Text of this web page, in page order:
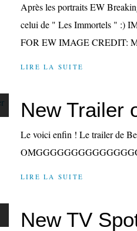
Après les portraits EW
celui de " Les Immortels " :)
FOR EW IMAGE CREDIT:
LIRE LA SUITE
New Trailer
Le voici enfin ! Le trailer de
LIRE LA SUITE
New TV